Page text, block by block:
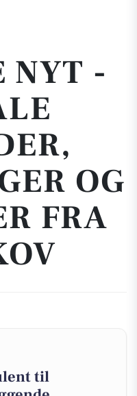
NYT -
OG
FRA
til